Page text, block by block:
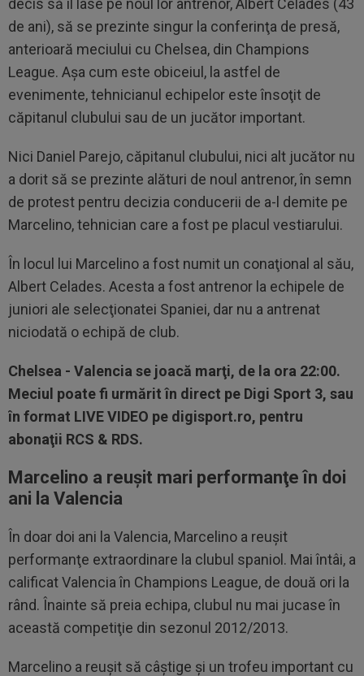
decis să îl lase pe noul lor antrenor, Albert Celades (43
de ani), să se prezinte singur la conferinţa de presă,
anterioară meciului cu Chelsea, din Champions
League. Aşa cum este obiceiul, la astfel de
evenimente, tehnicianul echipelor este însoţit de
căpitanul clubului sau de un jucător important.
Nici Daniel Parejo, căpitanul clubului, nici alt jucător nu
a dorit să se prezinte alături de noul antrenor, în semn
de protest pentru decizia conducerii de a-l demite pe
Marcelino, tehnician care a fost pe placul vestiarului.
În locul lui Marcelino a fost numit un conaţional al său,
Albert Celades. Acesta a fost antrenor la echipele de
juniori ale selecţionatei Spaniei, dar nu a antrenat
niciodată o echipă de club.
Chelsea - Valencia se joacă marţi, de la ora 22:00.
Meciul poate fi urmărit în direct pe Digi Sport 3, sau
în format LIVE VIDEO pe digisport.ro, pentru
abonaţii RCS & RDS.
Marcelino a reuşit mari performanţe în doi
ani la Valencia
În doar doi ani la Valencia, Marcelino a reuşit
performanţe extraordinare la clubul spaniol. Mai întâi, a
calificat Valencia în Champions League, de două ori la
rând. Înainte să preia echipa, clubul nu mai jucase în
această competiţie din sezonul 2012/2013.
Marcelino a reuşit să câştige şi un trofeu important cu